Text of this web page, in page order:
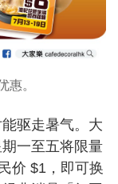
惠。
驱走暑气。大
一至五将限量
价 $1，即可换